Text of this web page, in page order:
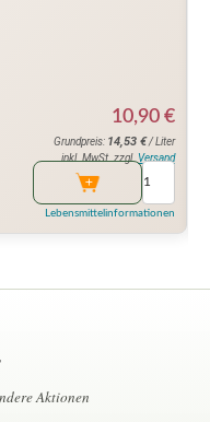
10,90 €
Grundpreis: 14,53 €/ Liter
inkl. MwSt. zzgl. Versand
Lebensmittelinformationen
Aktionen